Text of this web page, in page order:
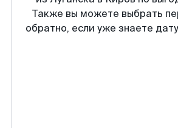
Также вы можете выбрать
обратно, если уже знаете